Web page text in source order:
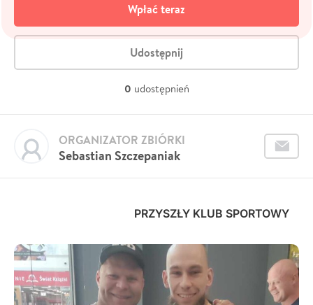
Wpłać teraz
Udostępnij
0 udostępnień
Sebastian Szczepaniak
ORGANIZATOR ZBIÓRKI
PRZYSZŁY KLUB SPORTOWY